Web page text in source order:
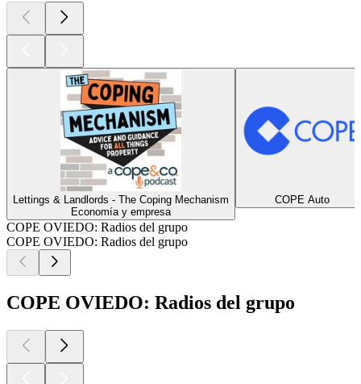
Lettings & Landlords - The Coping Mechanism
Economía y empresa
COPE Auto
COPE OVIEDO: Radios del grupo
COPE OVIEDO: Radios del grupo
COPE OVIEDO: Radios del grupo